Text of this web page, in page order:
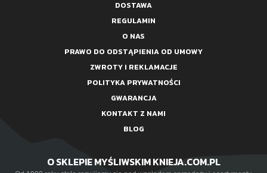
DOSTAWA
REGULAMIN
O NAS
PRAWO DO ODSTĄPIENIA OD UMOWY
ZWROTY I REKLAMACJE
POLITYKA PRYWATNOŚCI
GWARANCJA
KONTAKT Z NAMI
BLOG
O SKLEPIE MYŚLIWSKIM KNIEJA.COM.PL